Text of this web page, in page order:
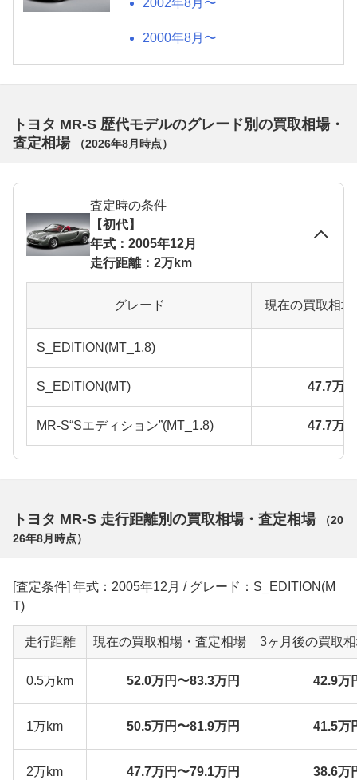
2002年8月〜
2000年8月〜
トヨタ MR-S 歴代モデルのグレード別の買取相場・
査定相場
（2026年8月 時点）
査定時の条件
【初代】
年式：2005年12月
走行距離：2万km
グレード 現在の買取相
S_EDITION(MT_1.8)
S_EDITION(MT) 47.7万
MR-S“Sエディション”(MT_1.8) 47.7万
トヨタ MR-S 走行距離別の買取相場・査定相場 （20
26年8月 時点）
[査定条件] 年式：2005年12月 / グレード：S_EDITION(M
T)
走行距離 現在の買取相場・査定相場 3ヶ月後の買取
0.5万km 52.0万円〜83.3万円 42.9万
1万km 50.5万円〜81.9万円 41.5万
2万km 47.7万円〜79.1万円 38.6万